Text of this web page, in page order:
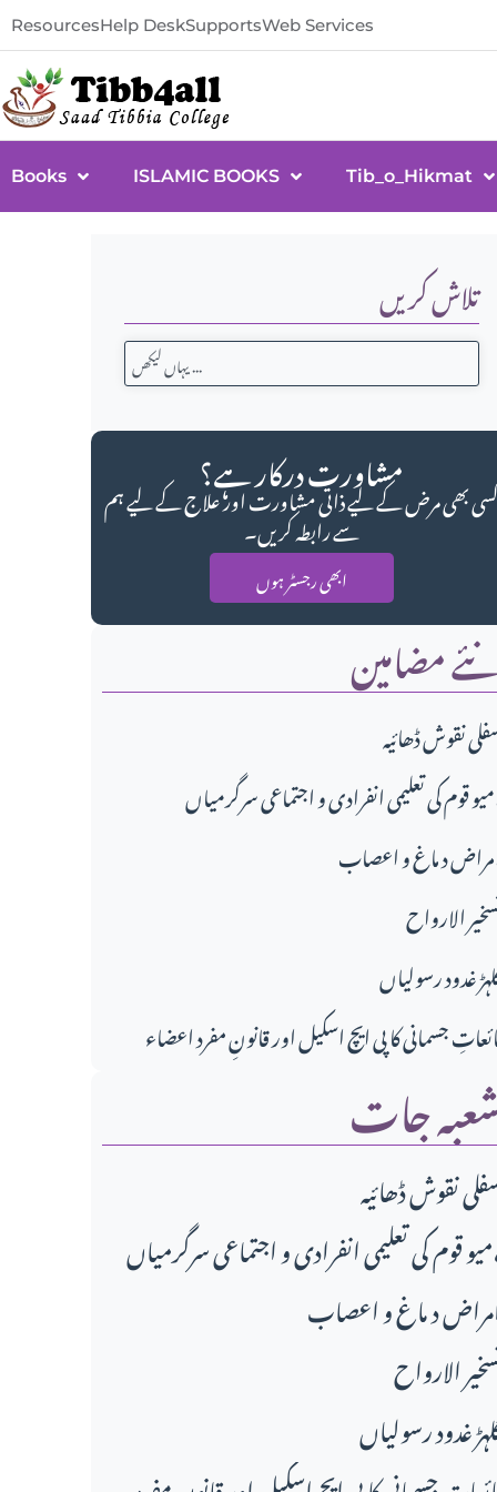
ResourcesHelp DeskSupportsWeb Services
Books ISLAMIC BOOKS Tib_o_Hikmat
تلاش کریں
مشاورت درکار ہے؟
بھی مرض کے لیے ذاتی مشاورت اور علاج کے لیے ہم
سے رابطہ کریں۔
ابھی رجسٹر ہوں
مضامین
نقوش ڈھائیہ
د ماغ و اعصاب
الارواح
غدود رسولیاں
جسمانی کا پی ایچ اسکیل اور قانونِ مفرد اعضاء
جات
نقوش ڈھائیہ
سرگرمیاں،
د ماغ و اعصاب
الارواح
غدود رسولیاں